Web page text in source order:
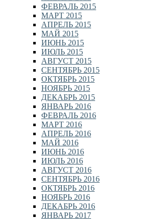
ФЕВРАЛЬ 2015
МАРТ 2015
АПРЕЛЬ 2015
МАЙ 2015
ИЮНЬ 2015
ИЮЛЬ 2015
АВГУСТ 2015
СЕНТЯБРЬ 2015
ОКТЯБРЬ 2015
НОЯБРЬ 2015
ДЕКАБРЬ 2015
ЯНВАРЬ 2016
ФЕВРАЛЬ 2016
МАРТ 2016
АПРЕЛЬ 2016
МАЙ 2016
ИЮНЬ 2016
ИЮЛЬ 2016
АВГУСТ 2016
СЕНТЯБРЬ 2016
ОКТЯБРЬ 2016
НОЯБРЬ 2016
ДЕКАБРЬ 2016
ЯНВАРЬ 2017